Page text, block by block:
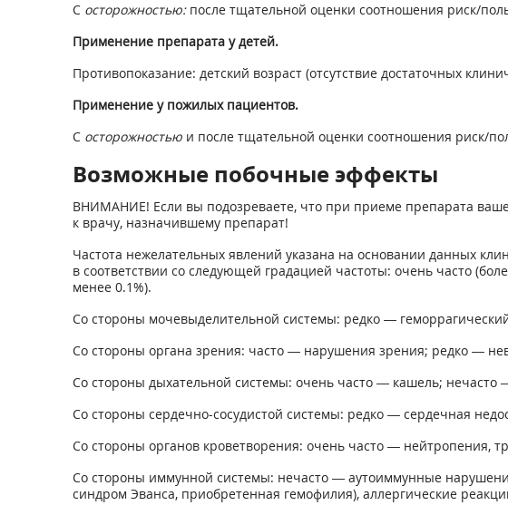
С осторожностью: после тщательной оценки соотношения риск/
Применение препарата у детей.
Противопоказание: детский возраст (отсутствие достаточных
Применение у пожилых пациентов.
С осторожностью и после тщательной оценки соотношения риск/
Возможные побочные эффекты
ВНИМАНИЕ! Если вы подозреваете, что при приеме препарата
к врачу, назначившему препарат!
Частота нежелательных явлений указана на основании данных
в соответствии со следующей градацией частоты: очень часто
менее 0.1%).
Со стороны мочевыделительной системы: редко —
Со стороны органа зрения: часто — нарушения зрения; редко —
Со стороны дыхательной системы: очень часто — кашель;
Со стороны сердечно-сосудистой системы: редко — сердечная
Со стороны органов кроветворения: очень часто — нейтропения,
Со стороны иммунной системы: нечасто — аутоиммунные
синдром Эванса, приобретенная гемофилия), аллергические